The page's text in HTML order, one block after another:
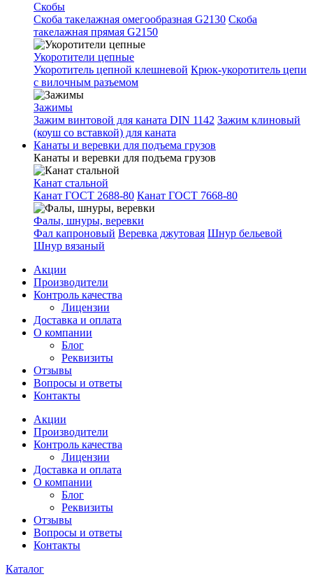
Скобы
Скоба такелажная омегообразная G2130 Скоба
такелажная прямая G2150
Укоротители цепные
Укоротитель цепной клешневой Крюк-укоротитель цепи
с вилочным разъемом
Зажимы
Зажим винтовой для каната DIN 1142 Зажим клиновый
(коуш со вставкой) для каната
Канаты и веревки для подъема грузов
Канаты и веревки для подъема грузов
Канат стальной
Канат ГОСТ 2688-80 Канат ГОСТ 7668-80
Фалы, шнуры, веревки
Фал капроновый Веревка джутовая Шнур бельевой
Шнур вязаный
Акции
Производители
Контроль качества
Лицензии
Доставка и оплата
О компании
Блог
Реквизиты
Отзывы
Вопросы и ответы
Контакты
Акции
Производители
Контроль качества
Лицензии
Доставка и оплата
О компании
Блог
Реквизиты
Отзывы
Вопросы и ответы
Контакты
Каталог